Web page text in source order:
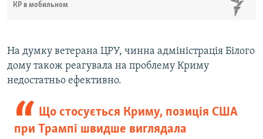
КР в мобильном
На думку ветерана ЦРУ, чинна адміністрація Білого
дому також реагувала на проблему Криму
недостатньо ефективно.
Що стосується Криму, позиція США
при Трампі швидше виглядала